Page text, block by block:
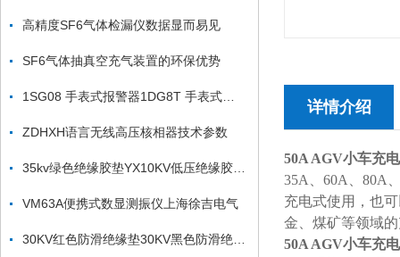
高精度SF6气体检漏仪数据显而易见
SF6气体抽真空充气装置的环保优势
ZDHXH语言无线高压核相器技术参数
VM63A便携式数显测振仪上海徐吉电气
详情介绍
50A AGV小车充
35A、60A、80A
充电式使用，也
金、煤矿等领域
50A AGV小车充